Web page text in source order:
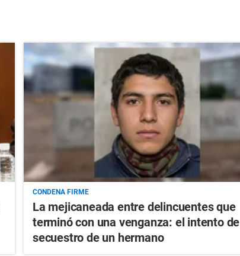
CONDENA FIRME
La mejicaneada entre delincuentes que
terminó con una venganza: el intento de
secuestro de un hermano